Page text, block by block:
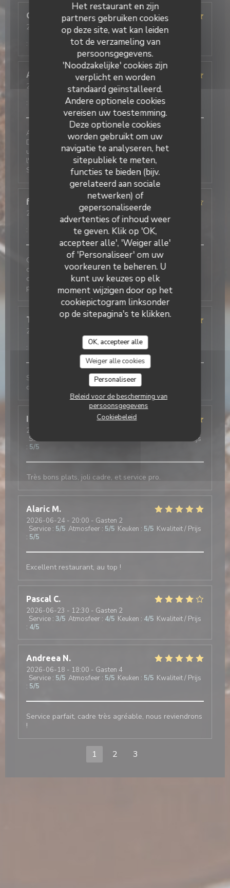
Het restaurant en zijn
partners gebruiken cookies
op deze site, wat kan leiden
tot de verzameling van
persoonsgegevens.
'Noodzakelijke' cookies zijn
verplicht en worden
standaard geïnstalleerd.
Andere optionele cookies
vereisen uw toestemming.
Deze optionele cookies
worden gebruikt om uw
navigatie te analyseren, het
sitepubliek te meten,
functies te bieden (bijv.
gerelateerd aan sociale
netwerken) of
gepersonaliseerde
advertenties of inhoud weer
te geven. Klik op 'OK,
accepteer alle', 'Weiger alle'
of 'Personaliseer' om uw
voorkeuren te beheren. U
kunt uw keuzes op elk
moment wijzigen door op het
cookiepictogram linksonder
op de sitepagina's te klikken.
OK, accepteer alle
Weiger alle cookies
Personaliseer
Beleid voor de bescherming van
persoonsgegevens
Cookiebeleid
Ghislain
D
2026-07-29- 13:00 - Gasten 2
/5 Atmosfeer:5/5 Keuken: 5/5 Kwaliteit / Prijs
:
ABZ
2026-07-27
- 12:30 - Gasten 5
Atmosfeer :5/5 Keuken:5/5 Kwaliteit / Prijs
:
Au Café Plume, on est toujours très bien accueillis.
Deux très bonnes expériences de réservation, l'une
un midi pour une petite table (4 adultes, 2 bébés),
l'autre pour un petit déjeuner professionnel à l'étage.
Service impeccable, plats quali. Je recommande
fabienne
2026-07-06
- 20:00 - Gasten 2
/5 Atmosfeer:3/5 Keuken:2/5 Kwaliteit / Prijs
:
Cette note est liée au fait que nous avons fait le
choix de quitter le restaurant avant de commander
car nous avons aperçu une souris dans la salle. Je ne
peux pas évaluer le reste.
Tiffany
F
2026-07-06
Atmosfeer :5/5 Keuken: 5/5
:
Service rapide et agréable, cuisine délicieuse comme
d'habitude! Merci beaucoup
Isabelle
2026-06-29
Service
Kwaliteit / Prijs
: 5/5
Très bons plats, joli cadre, et service pro.
Alaric M
2026-06-24 - 20:00 - Gasten 2
Service : 5/5 Atmosfeer : 5/5 Keuken : 5/5 Kwaliteit / Prijs
: 5/5
Excellent restaurant, au top !
Pascal C
2026-06-23 - 12:30 - Gasten 2
Service : 3/5 Atmosfeer : 4/5 Keuken : 4/5 Kwaliteit / Prijs
: 4/5
Andreea N
2026-06-18 - 18:00 - Gasten 4
Service : 5/5 Atmosfeer : 5/5 Keuken : 5/5 Kwaliteit / Prijs
: 5/5
Service parfait, cadre très agréable, nous reviendrons
!
1 2 3